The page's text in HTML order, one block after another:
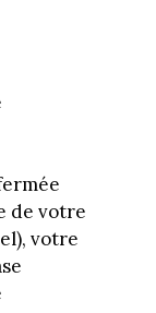
de votre
votre